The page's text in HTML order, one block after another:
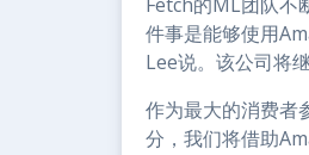
件事是能够使用
Lee说。该公司将
作为最大的消费者
分，我们将借助